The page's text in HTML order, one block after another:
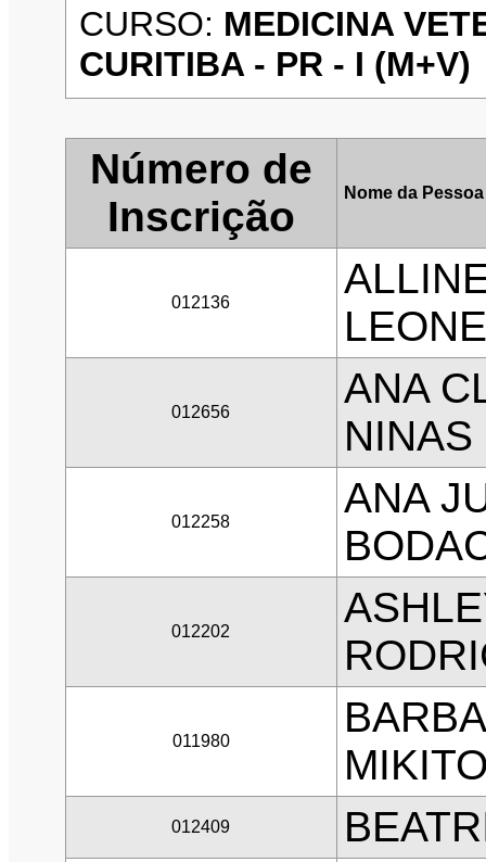
CURSO: MEDICINA
CURITIBA - PR - I (M+V)
Número de
Inscrição
Nome da
012136
012656
ANA
NINAS
012258
ANA
012202
011980
012409